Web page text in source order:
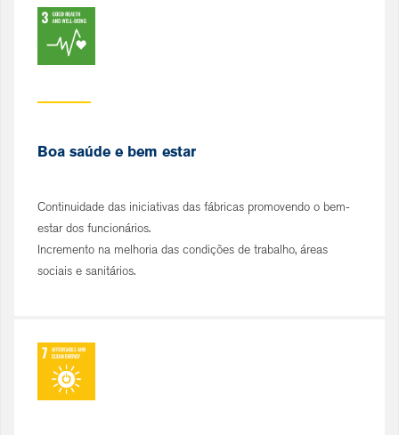
Boa saúde e bem estar
Continuidade das iniciativas das fábricas promovendo o bem-
estar dos funcionários.
Incremento na melhoria das condições de trabalho, áreas
sociais e sanitários.